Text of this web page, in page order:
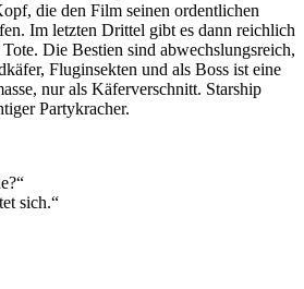
die den Film seinen ordentlichen
Im letzten Drittel gibt es dann reichlich
Die Bestien sind abwechslungsreich,
Fluginsekten und als Boss ist eine
nur als Käferverschnitt. Starship
Partykracher.
sich.“